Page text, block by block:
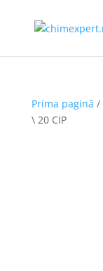
Prima pagină /
\ 20 CIP